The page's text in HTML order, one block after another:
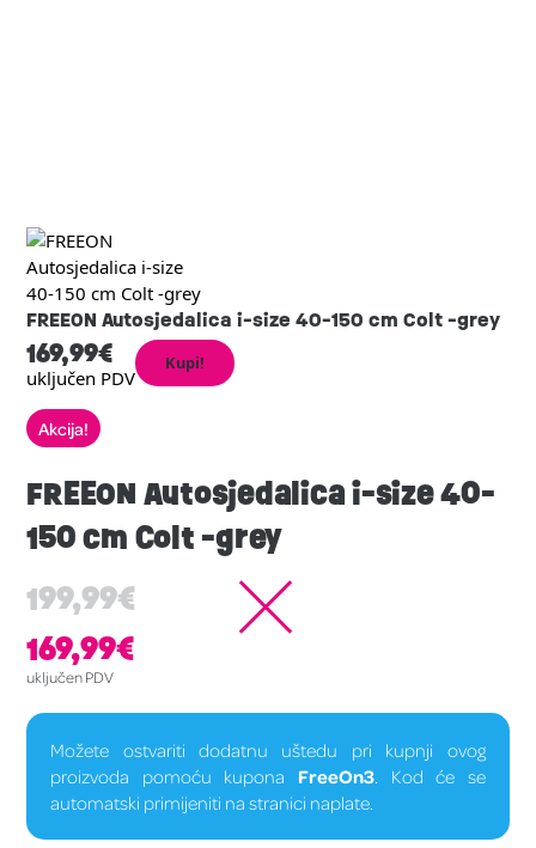
FREEON Autosjedalica i-size 40-150 cm Colt -grey
169,99€
uključen PDV
Kupi!
Akcija!
FREEON Autosjedalica i-size 40-
150 cm Colt -grey
199,99€
169,99€
uključen PDV
Možete ostvariti dodatnu uštedu pri kupnji ovog
proizvoda pomoću kupona FreeOn3. Kod će se
automatski primijeniti na stranici naplate.